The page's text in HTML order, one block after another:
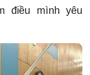
điều mình yêu